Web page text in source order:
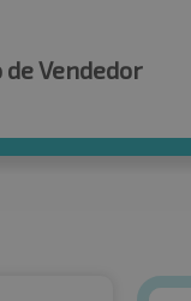
de Vendedor